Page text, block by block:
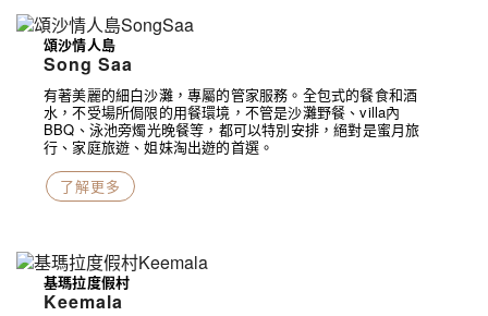
頌沙情人島
Song Saa
有著美麗的細白沙灘，專屬的管家服務。全包式的餐食和酒
水，不受場所侷限的用餐環境，不管是沙灘野餐、villa內
BBQ、泳池旁燭光晚餐等，都可以特別安排，絕對是蜜月旅
行、家庭旅遊、姐妹淘出遊的首選。
了解更多
基瑪拉度假村
Keemala